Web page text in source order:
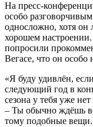
На пресс-
особо
односложно, хотя он
хорошем
попросили
Вегасе, что он
«Я буду удивлён,
следующий год в
сезона у тебя уже
– Ты обычно ждёшь
тому подобные вещи.